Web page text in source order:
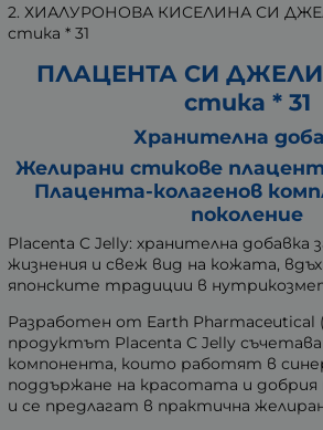
2. ХИАЛУРОНОВА КИСЕЛИНА СИ
стика * 31
ПЛАЦЕНТА СИ ДЖЕЛИ
стика * 31
Хранителна
Желирани стикове
Плацента-колагенов
поколение
Placenta C Jelly: хранителна добавка
жизнения и свеж вид на кожата,
японските традиции в
Разработен от Earth Pharmaceutical
продуктът Placenta C Jelly съчетава
компонента, които работят в
поддържане на красотата и
и се предлагат в практична